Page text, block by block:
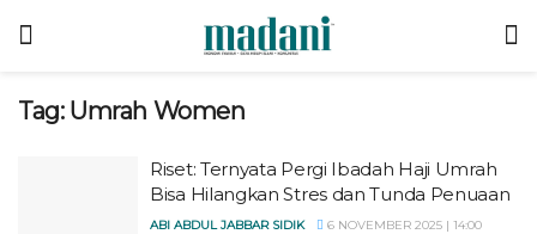
Tag: Umrah Women
Riset: Ternyata Pergi Ibadah Haji Umrah
Bisa Hilangkan Stres dan Tunda Penuaan
ABI ABDUL JABBAR SIDIK 6 NOVEMBER 2025 | 14:00